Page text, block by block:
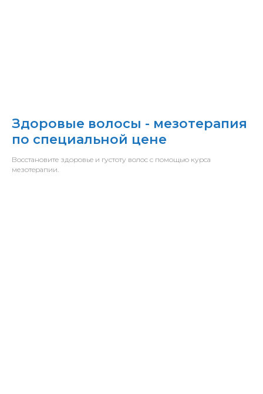
Здоровые волосы - мезотерапия
по специальной цене
Восстановите здоровье и густоту волос с помощью курса
мезотерапии.